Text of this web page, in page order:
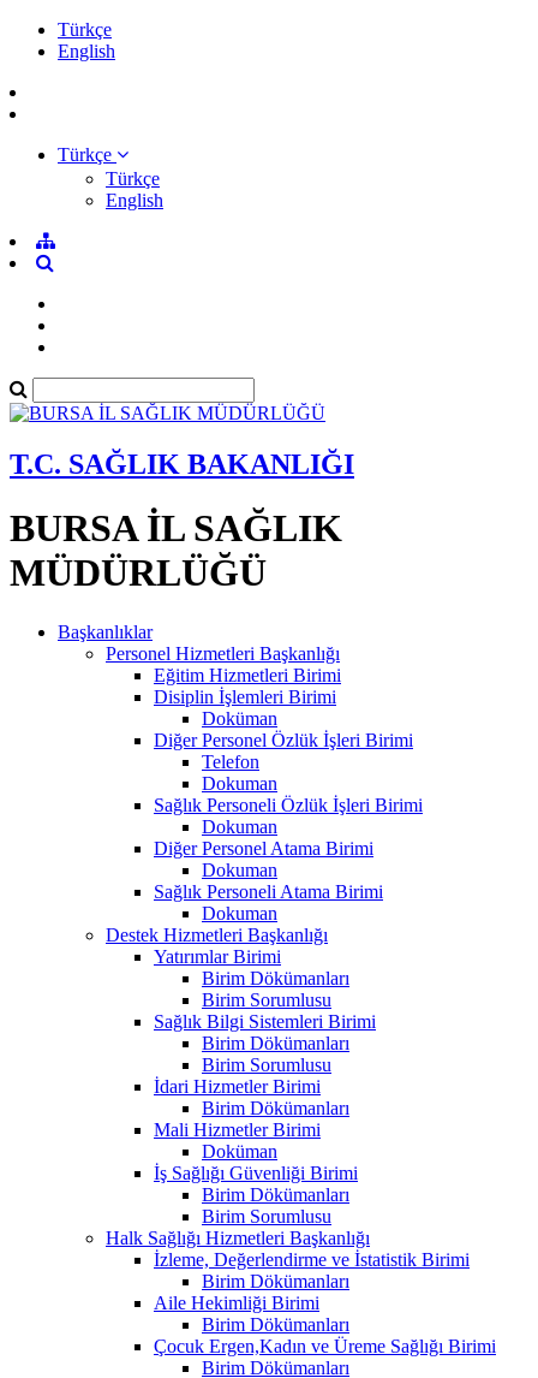
Türkçe
English
Türkçe
Türkçe
English
T.C. SAĞLIK BAKANLIĞI
BURSA İL SAĞLIK
MÜDÜRLÜĞÜ
Başkanlıklar
Personel Hizmetleri Başkanlığı
Eğitim Hizmetleri Birimi
Disiplin İşlemleri Birimi
Doküman
Diğer Personel Özlük İşleri Birimi
Telefon
Dokuman
Sağlık Personeli Özlük İşleri Birimi
Dokuman
Diğer Personel Atama Birimi
Dokuman
Sağlık Personeli Atama Birimi
Dokuman
Destek Hizmetleri Başkanlığı
Yatırımlar Birimi
Birim Dökümanları
Birim Sorumlusu
Sağlık Bilgi Sistemleri Birimi
Birim Dökümanları
Birim Sorumlusu
İdari Hizmetler Birimi
Birim Dökümanları
Mali Hizmetler Birimi
Doküman
İş Sağlığı Güvenliği Birimi
Birim Dökümanları
Birim Sorumlusu
Halk Sağlığı Hizmetleri Başkanlığı
İzleme, Değerlendirme ve İstatistik Birimi
Birim Dökümanları
Aile Hekimliği Birimi
Birim Dökümanları
Çocuk Ergen,Kadın ve Üreme Sağlığı Birimi
Birim Dökümanları